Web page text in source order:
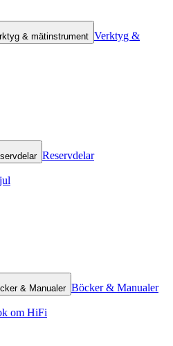
& mätinstrument Verktyg &
Reservdelar
& Manualer Böcker & Manualer
om HiFi